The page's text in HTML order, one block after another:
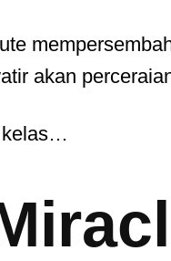
akan
kelas…